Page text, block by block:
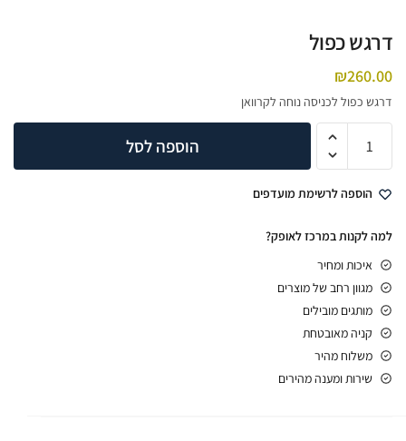
דרגש כפול
₪260.00
דרגש כפול לכניסה נוחה לקרוואן
הוספה לסל
הוספה לרשימת מועדפים
למה לקנות במרכז לאופק?
איכות ומחיר
מגוון רחב של מוצרים
מותגים מובילים
קניה מאובטחת
משלוח מהיר
שירות ומענה מהירים